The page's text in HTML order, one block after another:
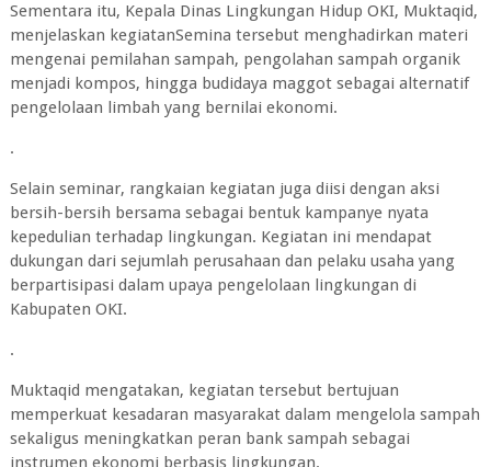
Sementara itu, Kepala Dinas Lingkungan Hidup OKI, Muktaqid,
menjelaskan kegiatanSemina tersebut menghadirkan materi
mengenai pemilahan sampah, pengolahan sampah organik
menjadi kompos, hingga budidaya maggot sebagai alternatif
pengelolaan limbah yang bernilai ekonomi.
.
Selain seminar, rangkaian kegiatan juga diisi dengan aksi
bersih-bersih bersama sebagai bentuk kampanye nyata
kepedulian terhadap lingkungan. Kegiatan ini mendapat
dukungan dari sejumlah perusahaan dan pelaku usaha yang
berpartisipasi dalam upaya pengelolaan lingkungan di
Kabupaten OKI.
.
Muktaqid mengatakan, kegiatan tersebut bertujuan
memperkuat kesadaran masyarakat dalam mengelola sampah
sekaligus meningkatkan peran bank sampah sebagai
instrumen ekonomi berbasis lingkungan.